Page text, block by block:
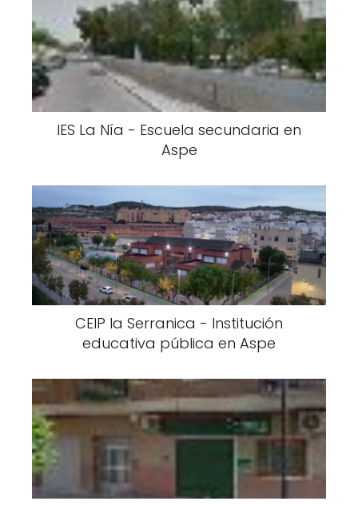
IES La Nía - Escuela secundaria en
Aspe
CEIP la Serranica - Institución
educativa pública en Aspe